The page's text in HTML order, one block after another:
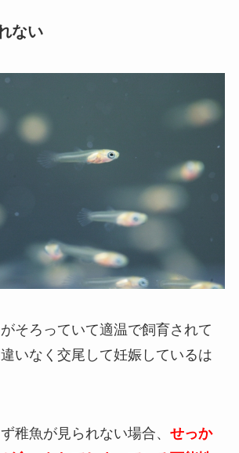
ない
そろっていて適温で飼育されて
いなく交尾して妊娠しているは
稚魚が見られない場合、 せっか